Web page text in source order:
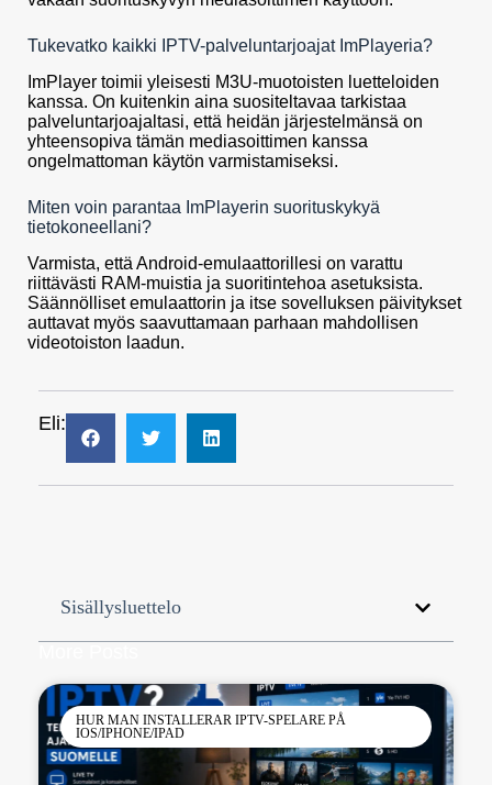
Tukevatko kaikki IPTV-palveluntarjoajat ImPlayeria?
ImPlayer toimii yleisesti M3U-muotoisten luetteloiden
kanssa. On kuitenkin aina suositeltavaa tarkistaa
palveluntarjoajaltasi, että heidän järjestelmänsä on
yhteensopiva tämän mediasoittimen kanssa
ongelmattoman käytön varmistamiseksi.
Miten voin parantaa ImPlayerin suorituskykyä
tietokoneellani?
Varmista, että Android-emulaattorillesi on varattu
riittävästi RAM-muistia ja suoritintehoa asetuksista.
Säännölliset emulaattorin ja itse sovelluksen päivitykset
auttavat myös saavuttamaan parhaan mahdollisen
videotoiston laadun.
Eli:
Sisällysluettelo
HUR MAN INSTALLERAR IPTV-SPELARE PÅ
IOS/IPHONE/IPAD